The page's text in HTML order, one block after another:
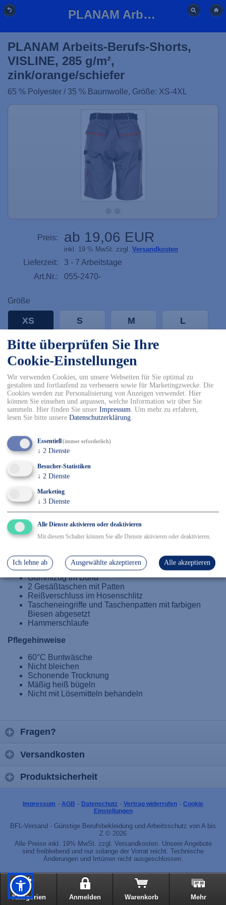
Bitte überprüfen Sie Ihre
Cookie-Einstellungen
Wir verwenden Cookies, um unsere Webseiten für Sie optimal zu
gestalten und fortlaufend zu verbessern sowie für Marketingzwecke. Die
Cookies werden zur Personalisierung von Anzeigen verwendet. Hier
können Sie einsehen und anpassen, welche Information wir über Sie
sammeln. Hier finden Sie unser Impressum. Um mehr zu erfahren,
lesen Sie bitte unsere Datenschutzerklärung.
Essentiell(immer erforderlich)
↓ 2 Dienste
Besucher-Statistiken
↓ 2 Dienste
Marketing
↓ 3 Dienste
Alle Dienste aktivieren oder deaktivieren
Mit diesem Schalter können Sie alle Dienste aktivieren oder deaktivieren.
Ich lehne ab Ausgewählte akzeptieren Alle akzeptieren
PLANAM Arbeits-Berufs-Shorts, VISLINE, 285 g/m², zink/orange/schiefer
PLANAM Arbeits-Berufs-Shorts,
VISLINE, 285 g/m²,
zink/orange/schiefer
65 % Polyester / 35 % Baumwolle, Größe: XS-4XL
Preis: ab 19,06 EUR
inkl. 19 % MwSt. zzgl. Versandkosten
Lieferzeit:
3 - 7 Arbeitstage
Art.Nr.:
055-2470-
Größe
XS S M L
XL 2XL 3XL
-
In den Warenkorb
✓ Versand mit DHL
✓ Kostenfreier Rückversand
✓ Sicher Einkaufen & Bezahlen
Details
65 % Polyester / 35 % Baumwolle, Größe: XS-4XL
2 eingesetzte Beuteltaschen
doppelte Maßstabtasche
Klettverschluss
Handytasche
Gummizug im Bund
2 Gesäßtaschen mit Patten
Reißverschluss im Hosenschlitz
Tascheneingriffe und Taschenpatten mit farbigen
Biesen abgesetzt
Hammerschlaufe
Pflegehinweise
60°C Buntwäsche
Nicht bleichen
Schonende Trocknung
Mäßig heiß bügeln
Nicht mit Lösemitteln behandeln
Fragen?
Versandkosten
Produktsicherheit
Impressum - AGB - Datenschutz - Vertrag widerrufen - Cookie
Einstellungen
BFL-Versand - Günstige Berufsbekleidung und Arbeitsschutz von A bis
Z © 2026
Alle Preise inkl. 19% MwSt. zzgl. Versandkosten. Unsere Angebote
sind freibleibend und nur solange der Vorrat reicht. Technische
Änderungen und Irrtümer nicht ausgeschlossen.
Kategorien Anmelden Warenkorb Mehr